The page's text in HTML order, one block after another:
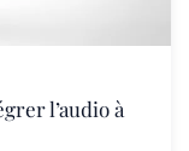
l’audio à